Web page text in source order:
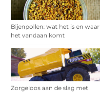
Bijenpollen: wat het is en waar
het vandaan komt
Zorgeloos aan de slag met